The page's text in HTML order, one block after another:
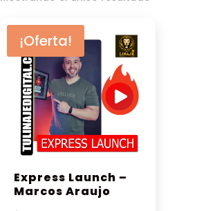
¡Oferta!
Express Launch –
Marcos Araujo